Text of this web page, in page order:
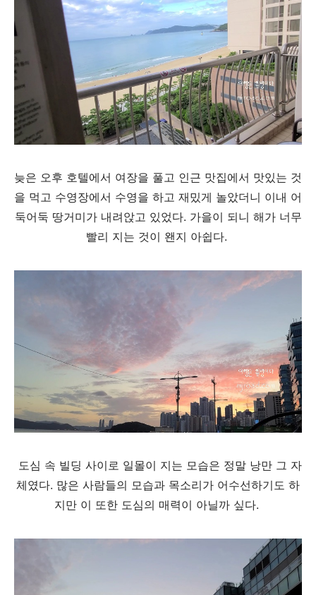
늦은 오후 호텔에서 여장을 풀고 인근 맛집에서 맛있는 것
을 먹고 수영장에서 수영을 하고 재밌게 놀았더니 이내 어
둑어둑 땅거미가 내려앉고 있었다. 가을이 되니 해가 너무
빨리 지는 것이 왠지 아쉽다.
도심 속 빌딩 사이로 일몰이 지는 모습은 정말 낭만 그 자
체였다. 많은 사람들의 모습과 목소리가 어수선하기도 하
지만 이 또한 도심의 매력이 아닐까 싶다.